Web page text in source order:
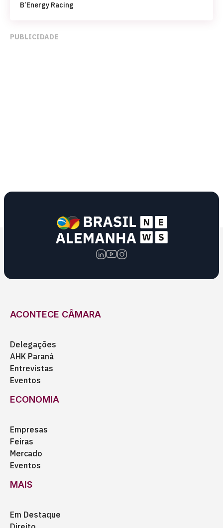
B’Energy Racing
PUBLICIDADE
ACONTECE CÂMARA
Delegações
AHK Paraná
Entrevistas
Eventos
ECONOMIA
Empresas
Feiras
Mercado
Eventos
MAIS
Em Destaque